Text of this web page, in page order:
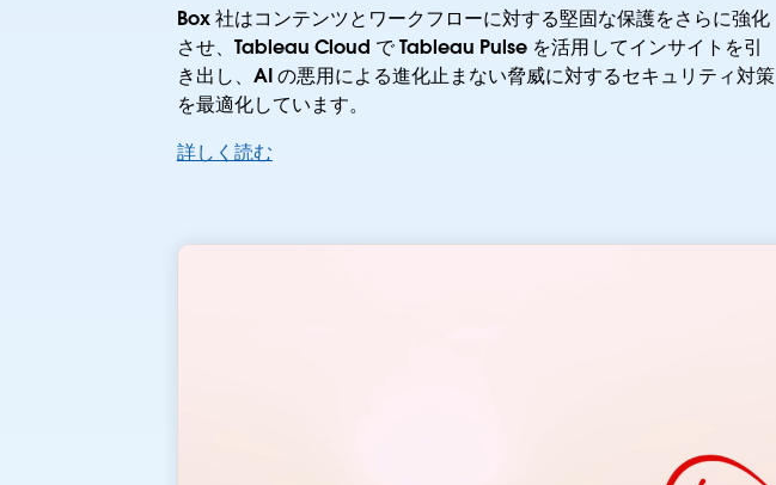
Box 社はコンテンツとワークフローに対する堅固な保護をさらに強化
させ、Tableau Cloud で Tableau Pulse を活用してインサイトを引
き出し、AI の悪用による進化止まない脅威に対するセキュリティ対策
を最適化しています。
詳しく読む